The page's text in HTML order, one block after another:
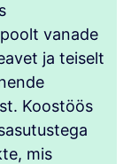
vanade
ja teiselt
Koostöös
mis